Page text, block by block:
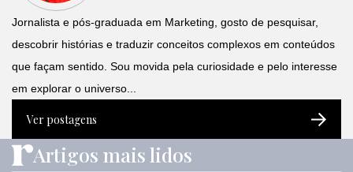
Jornalista e pós-graduada em Marketing, gosto de pesquisar,
descobrir histórias e traduzir conceitos complexos em conteúdos
que façam sentido. Sou movida pela curiosidade e pelo interesse
em explorar o universo...
Ver postagens
Artigos mais lidos
a
i